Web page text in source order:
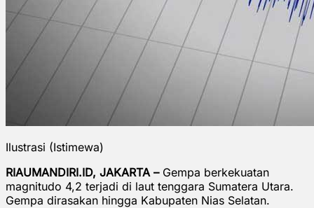
Ilustrasi (Istimewa)
RIAUMANDIRI.ID, JAKARTA –Gempa berkekuatan
magnitudo 4,2 terjadi di laut tenggara Sumatera Utara.
Gempa dirasakan hingga Kabupaten Nias Selatan.